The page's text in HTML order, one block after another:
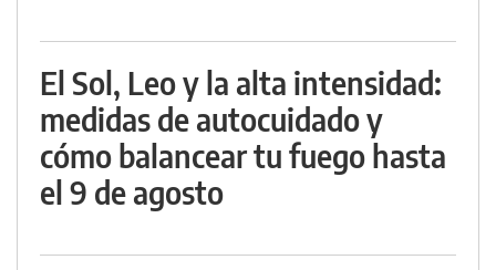
El Sol, Leo y la alta intensidad:
medidas de autocuidado y
cómo balancear tu fuego hasta
el 9 de agosto